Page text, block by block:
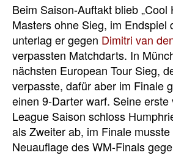
Beim Saison-Auftakt blieb „Cool
Masters ohne Sieg, im Endspiel
unterlag er gegen Dimitri van
verpassten Matchdarts. In
nächsten European Tour Sieg,
verpasste, dafür aber im Finale
einen 9-Darter warf. Seine erste
League Saison schloss
als Zweiter ab, im Finale
Neuauflage des WM-Finals